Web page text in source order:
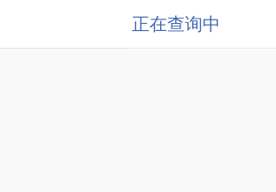
正在查询中